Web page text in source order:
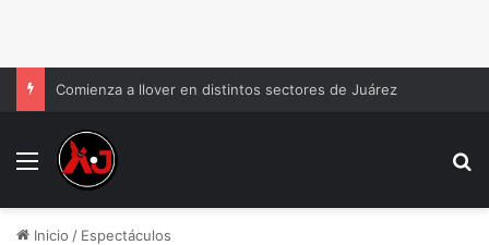
Comienza a llover en distintos sectores de Juárez
Menu
Inicio / Espectáculos